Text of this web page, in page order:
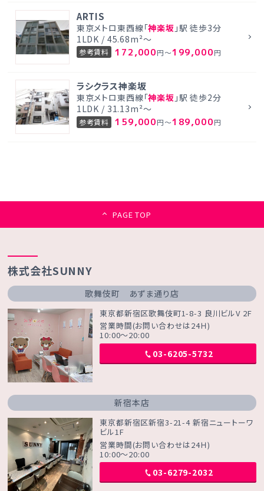
ARTIS
東京メトロ東西線「神楽坂 」駅 徒歩3分
1LDK / 45.68m²～
参考賃料 172,000円～199,000円
ラシクラス神楽坂
東京メトロ東西線「神楽坂 」駅 徒歩2分
1LDK / 31.13m²～
参考賃料 159,000円～189,000円
PAGE TOP
株式会社SUNNY
歌舞伎町 あずま通り店
東京都新宿区歌舞伎町1-8-3 良川ビルV 2F
営業時間(お問い合わせは24Ｈ)
10:00～20:00
03-6205-5732
新宿本店
東京都新宿区新宿3-21-4 新宿ニュートーワ
ビル1F
営業時間(お問い合わせは24Ｈ)
10:00～20:00
03-6279-2032